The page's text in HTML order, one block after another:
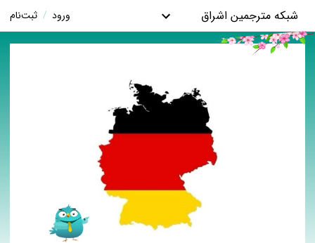
شبکه مترجمین اشراق ورود / ثبت‌نام